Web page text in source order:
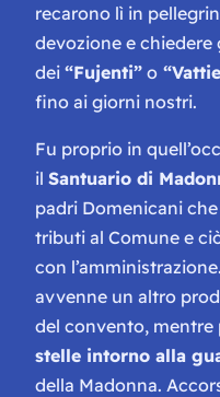
recarono lì in
devozione e
dei “Fujenti” o
fino ai giorni nostri.
Fu proprio in
il Santuario di
padri Domenicani
tributi al Comune e
con
avvenne un altro
del convento, mentre
stelle intorno alla
della Madonna.